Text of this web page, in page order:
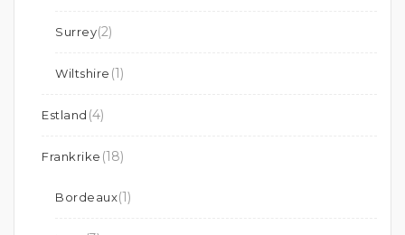
Surrey(2)
Wiltshire (1)
Estland (4)
Frankrike (18)
Bordeaux(1)